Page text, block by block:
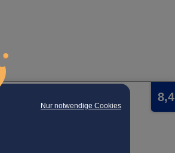
Nur notwendige Cookies
8,4